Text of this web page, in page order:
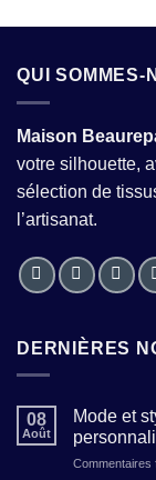
QUI SOMMES-
Maison
votre silhouette,
sélection de
l’artisanat.
DERNIÈRES
08
Août
Mode et
Commentaires